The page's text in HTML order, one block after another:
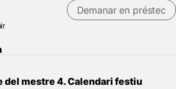
Demanar en préstec
del mestre 4. Calendari festiu